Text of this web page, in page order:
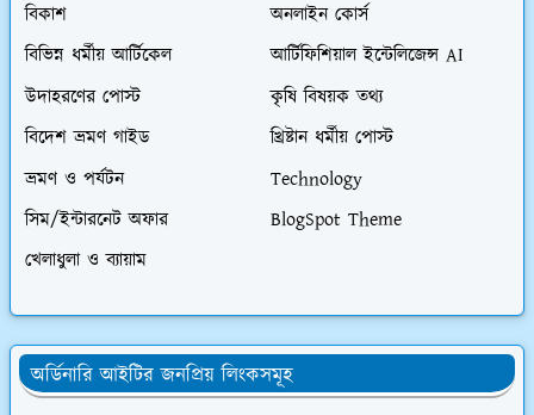
বিকাশ
অনলাইন কোর্স
বিভিন্ন ধর্মীয় আর্টিকেল
আর্টিফিশিয়াল ইন্টেলিজেন্স AI
উদাহরণের পোস্ট
কৃষি বিষয়ক তথ্য
বিদেশ ভ্রমণ গাইড
খ্রিষ্টান ধর্মীয় পোস্ট
ভ্রমণ ও পর্যটন
Technology
সিম/ইন্টারনেট অফার
BlogSpot Theme
খেলাধুলা ও ব্যায়াম
অর্ডিনারি আইটির জনপ্রিয় লিংকসমূহ